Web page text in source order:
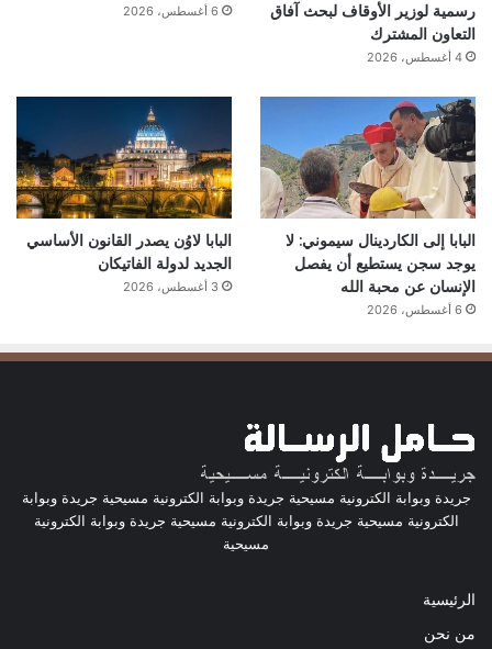
رسمية لوزير الأوقاف لبحث آفاق
التعاون المشترك
4 أغسطس، 2026
6 أغسطس، 2026
البابا إلى الكاردينال سيموني: لا
يوجد سجن يستطيع أن يفصل
الإنسان عن محبة الله
6 أغسطس، 2026
البابا لاوُن يصدر القانون الأساسي
الجديد لدولة الفاتيكان
3 أغسطس، 2026
جريدة وبوابة الكترونية مسيحية جريدة وبوابة الكترونية مسيحية جريدة وبوابة
الكترونية مسيحية جريدة وبوابة الكترونية مسيحية جريدة وبوابة الكترونية
مسيحية
الرئيسية
من نحن